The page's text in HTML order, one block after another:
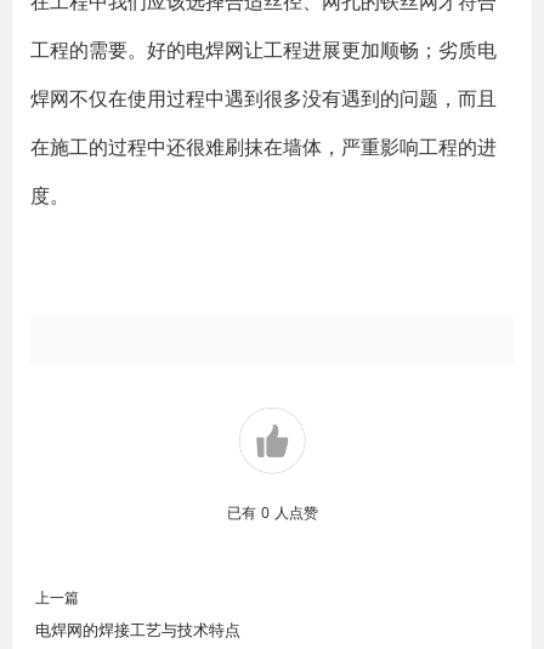
工程的需要。好的电焊网让工程进展更加顺畅；劣质电
焊网不仅在使用过程中遇到很多没有遇到的问题，而且
在施工的过程中还很难刷抹在墙体，严重影响工程的进
度。
已有 0 人点赞
上一篇
电焊网的焊接工艺与技术特点